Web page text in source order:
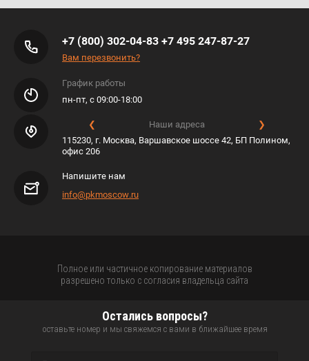
+7 (800) 302-04-83 +7 495 247-87-27
Вам перезвонить?
График работы
пн-пт, с 09:00-18:00
❮ Наши адреса
❯
115230, г. Москва, Варшавское шоссе 42, БП Полином,
офис 206
Напишите нам
info@pkmoscow.ru
Полное или частичное копирование материалов
разрешено только с согласия владельца сайта
Остались вопросы?
оставьте номер и мы свяжемся с вами в ближайшее время